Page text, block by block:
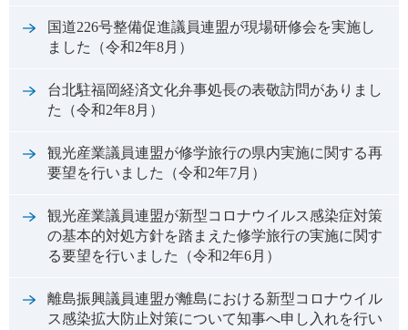
国道226号整備促進議員連盟が現場研修会を実施し
ました（令和2年8月）
台北駐福岡経済文化弁事処長の表敬訪問がありまし
た（令和2年8月）
観光産業議員連盟が修学旅行の県内実施に関する再
要望を行いました（令和2年7月）
観光産業議員連盟が新型コロナウイルス感染症対策
の基本的対処方針を踏まえた修学旅行の実施に関す
る要望を行いました（令和2年6月）
離島振興議員連盟が離島における新型コロナウイル
ス感染拡大防止対策について知事へ申し入れを行い